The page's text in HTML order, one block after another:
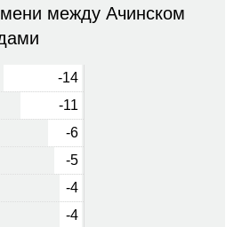
между Ачинском
-14
-11
-6
-5
-4
-4